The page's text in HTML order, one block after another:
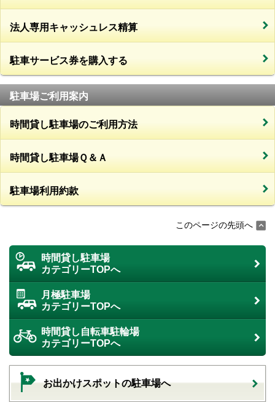
法人専用キャッシュレス精算
駐車サービス券を購入する
駐車場ご利用案内
時間貸し駐車場のご利用方法
時間貸し駐車場Ｑ＆Ａ
駐車場利用約款
このページの先頭へ
時間貸し駐車場
カテゴリーTOPへ
月極駐車場
カテゴリーTOPへ
時間貸し自転車駐輪場
カテゴリーTOPへ
お出かけスポットの駐車場へ